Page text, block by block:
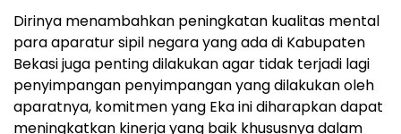
Dirinya menambahkan peningkatan kualitas mental
para aparatur sipil negara yang ada di Kabupaten
Bekasi juga penting dilakukan agar tidak terjadi lagi
penyimpangan penyimpangan yang dilakukan oleh
aparatnya, komitmen yang Eka ini diharapkan dapat
meningkatkan kinerja yang baik khususnya dalam